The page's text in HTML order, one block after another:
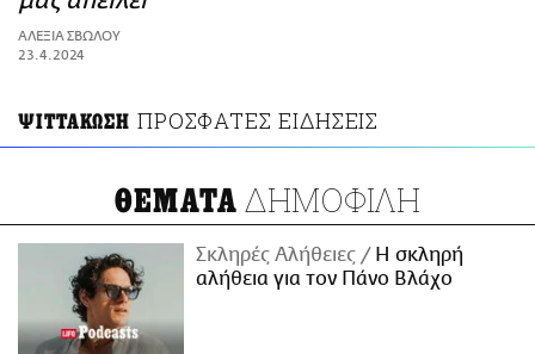
ΑΜΠΑ
PRINT
ΑΛΕΞΙΑ ΣΒΩΛΟΥ
23.4.2024
ΨΙΤΤΑΚΩΣΗ ΠΡΟΣΦΑΤΕΣ ΕΙΔΗΣΕΙΣ
ΘΕΜΑΤΑ ΔΗΜΟΦΙΛΗ
Σκληρές Αλήθειες
H σκληρή
αλήθεια για τον Πάνο Βλάχο